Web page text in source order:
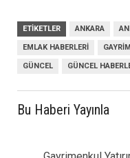
ETIKETLER ANKARA
EMLAK HABERLERI
GÜNCEL GÜNCEL
Bu Haberi Yayınla